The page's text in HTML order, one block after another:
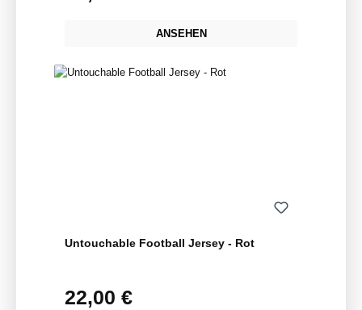
ANSEHEN
Untouchable Football Jersey - Rot
Regulärer Preis:
22,00 €